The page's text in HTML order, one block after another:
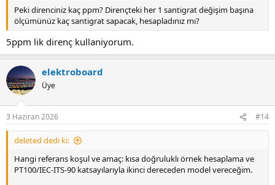
Peki direnciniz kaç ppm? Dirençteki her 1 santigrat değişim başına
ölçümünüz kaç santigrat sapacak, hesapladınız mı?
5ppm lik direnç kullaniyorum.
elektroboard
Üye
3 Haziran 2026 #14
deleted dedi ki:
Hangi referans koşul ve amaç: kısa doğruluklı örnek hesaplama ve
PT100/IEC-ITS-90 katsayılarıyla ikinci dereceden model vereceğim.